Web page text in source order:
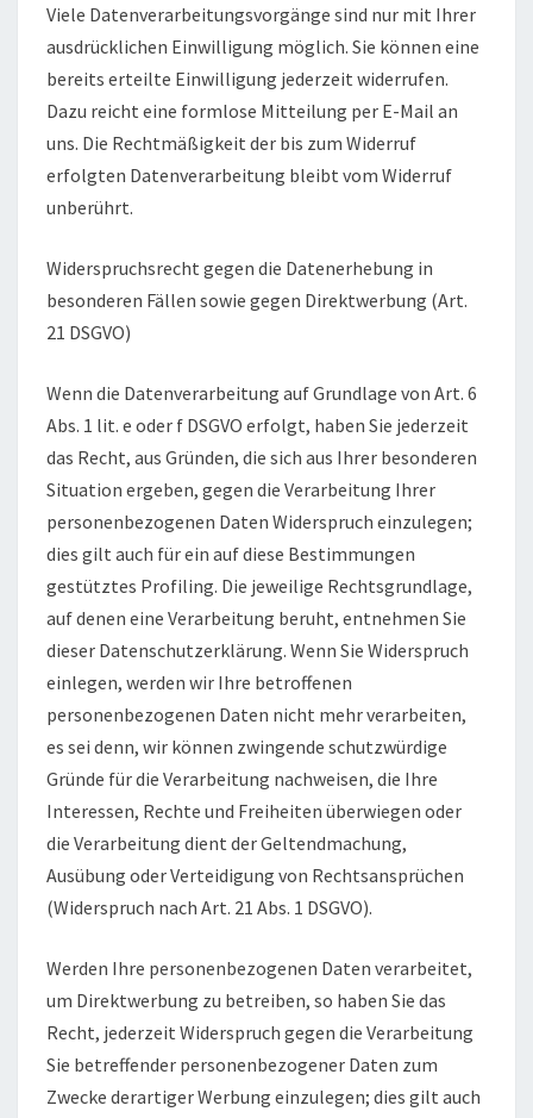
Viele Datenverarbeitungsvorgänge sind nur mit Ihrer
ausdrücklichen Einwilligung möglich. Sie können eine
bereits erteilte Einwilligung jederzeit widerrufen.
Dazu reicht eine formlose Mitteilung per E-Mail an
uns. Die Rechtmäßigkeit der bis zum Widerruf
erfolgten Datenverarbeitung bleibt vom Widerruf
unberührt.
Widerspruchsrecht gegen die Datenerhebung in
besonderen Fällen sowie gegen Direktwerbung (Art.
21 DSGVO)
Wenn die Datenverarbeitung auf Grundlage von Art. 6
Abs. 1 lit. e oder f DSGVO erfolgt, haben Sie jederzeit
das Recht, aus Gründen, die sich aus Ihrer besonderen
Situation ergeben, gegen die Verarbeitung Ihrer
personenbezogenen Daten Widerspruch einzulegen;
dies gilt auch für ein auf diese Bestimmungen
gestütztes Profiling. Die jeweilige Rechtsgrundlage,
auf denen eine Verarbeitung beruht, entnehmen Sie
dieser Datenschutzerklärung. Wenn Sie Widerspruch
einlegen, werden wir Ihre betroffenen
personenbezogenen Daten nicht mehr verarbeiten,
es sei denn, wir können zwingende schutzwürdige
Gründe für die Verarbeitung nachweisen, die Ihre
Interessen, Rechte und Freiheiten überwiegen oder
die Verarbeitung dient der Geltendmachung,
Ausübung oder Verteidigung von Rechtsansprüchen
(Widerspruch nach Art. 21 Abs. 1 DSGVO).
Werden Ihre personenbezogenen Daten verarbeitet,
um Direktwerbung zu betreiben, so haben Sie das
Recht, jederzeit Widerspruch gegen die Verarbeitung
Sie betreffender personenbezogener Daten zum
Zwecke derartiger Werbung einzulegen; dies gilt auch